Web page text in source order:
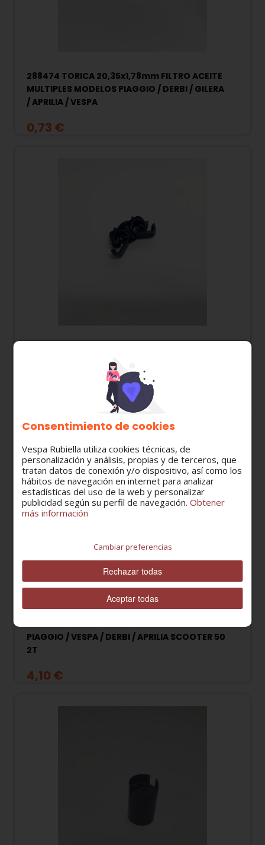
288474 TORICA 20,35x1,78mm FILTRO ACEITE
MULTIPLES MODELOS PIAGGIO / DERBI / GILERA
/ APRILIA / VESPA
0,73 €
TRANSMISIONES Y TUBERÍAS
PIAGGIO / VESPA / DERBI / APRILIA SCOOTER 50
2T
4,10 €
Consentimiento de cookies
Vespa Rubiella utiliza cookies técnicas, de
personalización y análisis, propias y de terceros, que
tratan datos de conexión y/o dispositivo, así como los
hábitos de navegación en internet para analizar
estadísticas del uso de la web y personalizar
publicidad según su perfil de navegación.Obtener
más información
Cambiar preferencias
Rechazar todas
Aceptar todas